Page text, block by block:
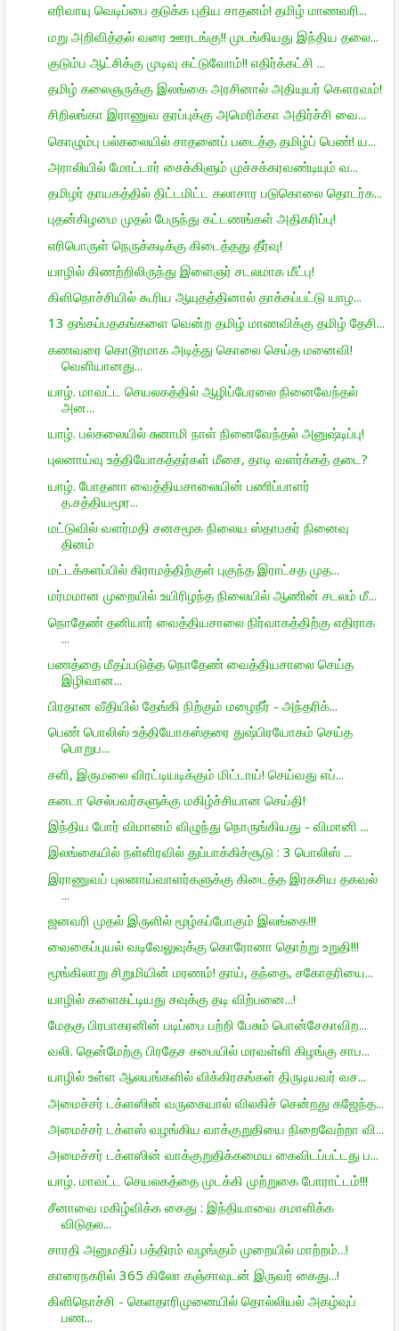
எரிவாயு வெடிப்பை தடுக்க புதிய சாதனம்! தமிழ் மாணவரி...
மறு அறிவித்தல் வரை ஊரடங்கு!! முடங்கியது இந்திய தலை...
குடும்ப ஆட்சிக்கு முடிவு கட்டுவோம்!! எதிர்க்கட்சி ...
தமிழ் கலைஞருக்கு இலங்கை அரசினால் அதியுயர் கௌரவம்!
சிறிலங்கா இராணுவ தரப்புக்கு அமெரிக்கா அதிர்ச்சி வை...
கொழும்பு பல்கலையில் சாதனைப் படைத்த தமிழ்ப் பெண்! ய...
அராலியில் மோட்டார் சைக்கிளும் முச்சக்கரவண்டியும் வ...
தமிழர் தாயகத்தில் திட்டமிட்ட கலாசார படுகொலை தொடர்க...
புதன்கிழமை முதல் பேருந்து கட்டணங்கள் அதிகரிப்பு!
எரிபொருள் நெருக்கடிக்கு கிடைத்தது தீர்வு!
யாழில் கிணற்றிலிருந்து இளைஞர் சடலமாக மீட்பு!
கிளிநொச்சியில் கூரிய ஆயுதத்தினால் தாக்கப்பட்டு யாழ...
13 தங்கப்பதகங்களை வென்ற தமிழ் மாணவிக்கு தமிழ் தேசி...
கணவரை கொடூரமாக அடித்து கொலை செய்த மனைவி!
வெளியானது...
யாழ். மாவட்ட செயலகத்தில் ஆழிப்பேரலை நினைவேந்தல்
அன...
யாழ். பல்கலையில் சுனாமி நாள் நினைவேந்தல் அனுஷ்டிப்பு!
புலனாய்வு உத்தியோகத்தர்கள் மீசை, தாடி வளர்க்கத் தடை?
யாழ். போதனா வைத்தியசாலையின் பணிப்பாளர்
த.சத்தியமூர...
மட்டுவில் வளர்மதி சனசமூக நிலைய ஸ்தாபகர் நினைவு
தினம்
மட்டக்களப்பில் கிராமத்திற்குள் புகுந்த இராட்சத முத...
மர்மமான முறையில் உயிரிழந்த நிலையில் ஆணின் சடலம் மீ...
நொதேண் தனியார் வைத்தியசாலை நிர்வாகத்திற்கு எதிராக
...
பணத்தை மீதப்படுத்த நொதேண் வைத்தியசாலை செய்த
இழிவான...
பிரதான வீதியில் தேங்கி நிற்கும் மழைநீர் - அந்தரிக்...
பெண் பொலிஸ் உத்தியோகஸ்தரை துஷ்பிரயோகம் செய்த
பொறுப...
சளி, இருமலை விரட்டியடிக்கும் மிட்டாய்! செய்வது எப்...
கனடா செல்பவர்களுக்கு மகிழ்ச்சியான செய்தி!
இந்திய போர் விமானம் விழுந்து நொருங்கியது - விமானி ...
இலங்கையில் நள்ளிரவில் துப்பாக்கிச்சூடு : 3 பொலிஸ் ...
இராணுவப் புலனாய்வாளர்களுக்கு கிடைத்த இரகசிய தகவல்
...
ஜனவரி முதல் இருளில் மூழ்கப்போகும் இலங்கை!!!
வைகைப்புயல் வடிவேலுவுக்கு கொரோனா தொற்று உறுதி!!!
மூங்கிலாறு சிறுமியின் மரணம்! தாய், தந்தை, சகோதரியை...
யாழில் களைகட்டியது சவுக்கு தடி விற்பனை...!
மேதகு பிரபாகரனின் படிப்பை பற்றி பேசும் பொன்சேகாவிற...
வலி. தென்மேற்கு பிரதேச சபையில் மரவள்ளி கிழங்கு சாப...
யாழில் உள்ள ஆலயங்களில் விக்கிரகங்கள் திருடியவர் வச...
அமைச்சர் டக்ளஸின் வருகையால் விலகிச் சென்றது கஜேந்த...
அமைச்சர் டக்ளஸ் வழங்கிய வாக்குறுதியை நிறைவேற்றா வி...
அமைச்சர் டக்ளஸின் வாக்குறுதிக்கமைய கைவிடப்பட்டது ப...
யாழ். மாவட்ட செயலகத்தை முடக்கி முற்றுகை போராட்டம்!!!
சீனாவை மகிழ்விக்க கைது : இந்தியாவை சமாளிக்க
விடுதல...
சாரதி அனுமதிப் பத்திரம் வழங்கும் முறையில் மாற்றம்...!
காரைநகரில் 365 கிலோ கஞ்சாவுடன் இருவர் கைது...!
கிளிநொச்சி - கெளதாரிமுனையில் தொல்லியல் அகழ்வுப்
பண...